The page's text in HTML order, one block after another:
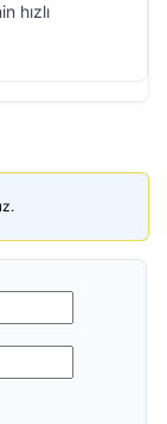
hızlı